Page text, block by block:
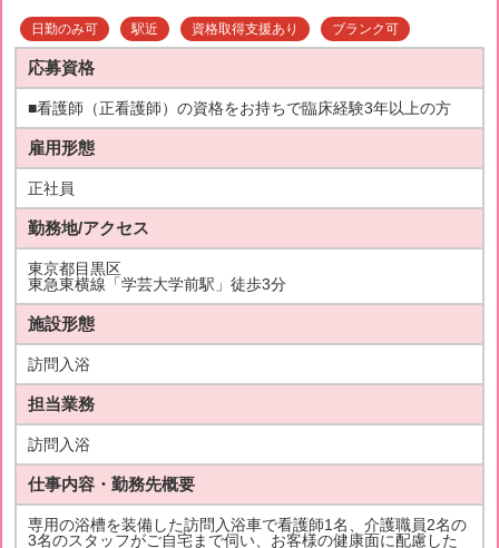
日勤のみ可 駅近 資格取得支援あり ブランク可
応募資格
■看護師（正看護師）の資格をお持ちで臨床経験3年以上の方
雇用形態
正社員
勤務地/アクセス
東京都目黒区
東急東横線「学芸大学前駅」徒歩3分
施設形態
訪問入浴
担当業務
訪問入浴
仕事内容・勤務先概要
専用の浴槽を装備した訪問入浴車で看護師1名、介護職員2名の
3名のスタッフがご自宅まで伺い、お客様の健康面に配慮した